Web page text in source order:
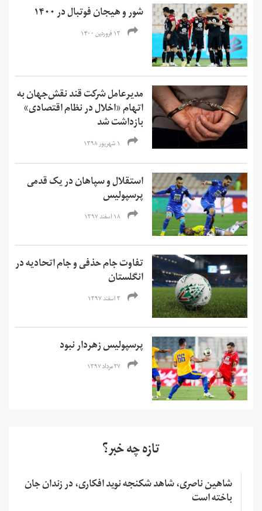
شور و هیجان فوتبال در ۱۴۰۰
۱۳ فروردین ۱۴۰۰
مدیرعامل شرکت قند نقش‌جهان به
اتهام «اخلال در نظام اقتصادی»
بازداشت شد
۱ شهریور ۱۳۹۸
استقلال و سپاهان در یک قدمی
پرسپولیس
۱۸ اسفند ۱۳۹۷
تفاوت جام حذفی و جام اتحادیه در
انگلستان
۳ اسفند ۱۳۹۷
پرسپولیس زهردار نبود
۲۷ مرداد ۱۳۹۷
تازه چه خبر؟
شاهین ناصری، شاهد شکنجه نوید افکاری، در زندان جان
باخته است